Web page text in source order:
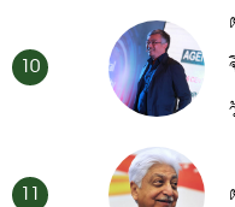
10
11